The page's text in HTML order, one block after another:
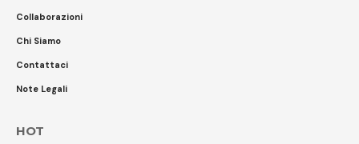
Collaborazioni
Chi Siamo
Contattaci
Note Legali
HOT